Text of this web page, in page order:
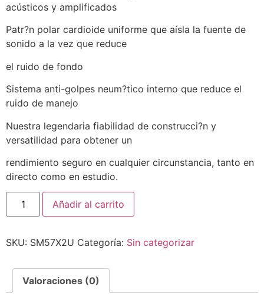
acústicos y amplificados
Patr?n polar cardioide uniforme que aísla la fuente de
sonido a la vez que reduce
el ruido de fondo
Sistema anti-golpes neum?tico interno que reduce el
ruido de manejo
Nuestra legendaria fiabilidad de construcci?n y
versatilidad para obtener un
rendimiento seguro en cualquier circunstancia, tanto en
directo como en estudio.
Añadir al carrito
SKU: SM57X2U Categoría: Sin categorizar
Valoraciones (0)